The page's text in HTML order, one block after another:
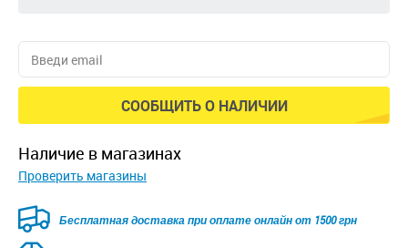
СООБЩИТЬ О НАЛИЧИИ
наличие в магазинах
Проверить магазины
Бесплатная доставка при оплате онлайн от 1500 грн